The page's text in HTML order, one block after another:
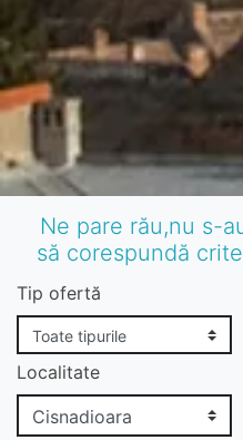
Ne pare rău,nu s-
să corespundă
Tip ofertă
Localitate